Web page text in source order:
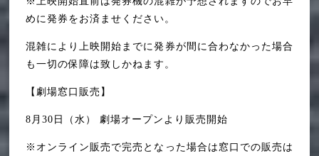
めに発券をお済ませください。
混雑により上映開始までに発券が間に合わなかった場合
も一切の保障は致しかねます。
【劇場窓口販売】
8月30日（水） 劇場オープンより販売開始
※オンライン販売で完売となった場合は窓口での販売は